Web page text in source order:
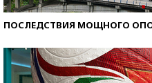
ПОСЛЕДСТВИЯ МОЩНОГО